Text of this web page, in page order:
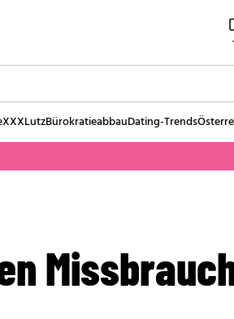
XXXLutzBürokratieabbauDating-Trends